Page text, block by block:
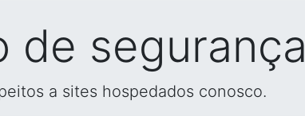
de segurança
a sites hospedados conosco.